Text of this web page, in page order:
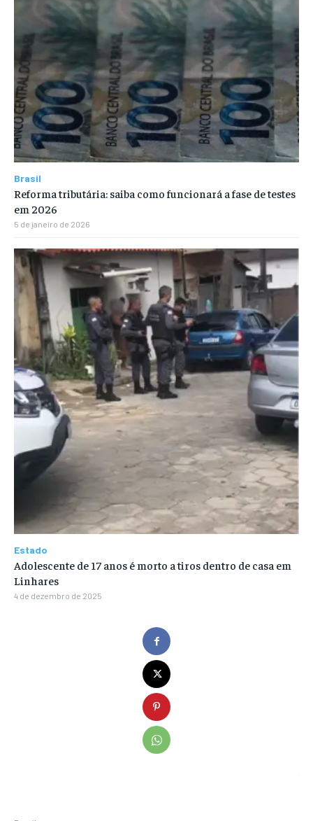
Brasil
Reforma tributária: saiba como funcionará a fase de testes
em 2026
5 de janeiro de 2026
Estado
Adolescente de 17 anos é morto a tiros dentro de casa em
Linhares
4 de dezembro de 2025